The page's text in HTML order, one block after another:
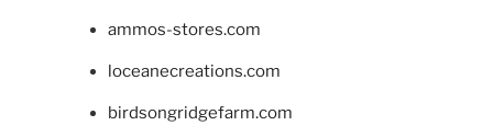
ammos-stores.com
loceanecreations.com
birdsongridgefarm.com